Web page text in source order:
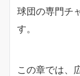
球団の専門チ
す。
この章では、